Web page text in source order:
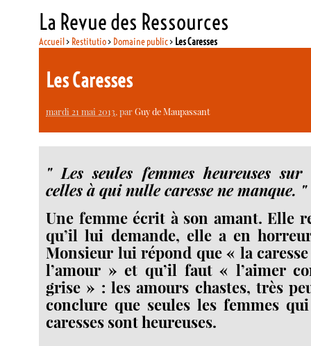
La Revue des Ressources
Accueil> Restitutio> Domaine public> Les Caresses
Les Caresses
mardi 21 mai 2013, parGuy de Maupassant
" Les seules femmes heureuses
celles à qui nulle caresse ne manque. "
Une femme écrit à son amant. Elle
qu’il lui demande, elle a en
Monsieur lui répond que « la caresse
l’amour » et qu’il faut « l’aimer
grise » : les amours chastes, très
conclure que seules les femmes
caresses sont heureuses.